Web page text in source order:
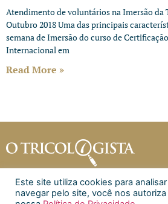
Atendimento de voluntários na Imersão da
Outubro 2018 Uma das principais
semana de Imersão do curso de Certificação
Internacional em
Read More »
Este site utiliza cookies para
navegar pelo site, você nos